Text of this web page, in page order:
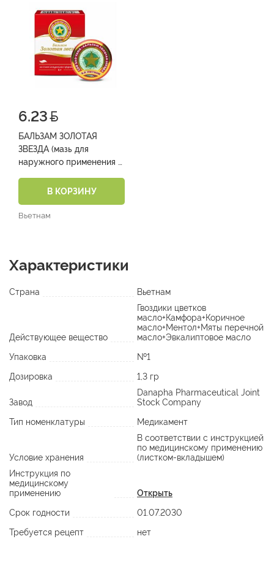
6.23
БАЛЬЗАМ ЗОЛОТАЯ
ЗВЕЗДА (мазь для
наружного применения 4
В КОРЗИНУ
Вьетнам
Характеристики
Страна Вьетнам
Действующее вещество
Гвоздики цветков
масло+Камфора+Коричное
масло+Ментол+Мяты перечной
масло+Эвкалиптовое масло
Упаковка
№1
Дозировка
1,3 гр
Завод
Danapha Pharmaceutical Joint
Stock Company
Тип номенклатуры
Медикамент
Условие хранения
В соответствии с инструкцией
по медицинскому применению
(листком-вкладышем)
Инструкция по
медицинскому
применению
Открыть
Срок годности
01.07.2030
Требуется рецепт
нет